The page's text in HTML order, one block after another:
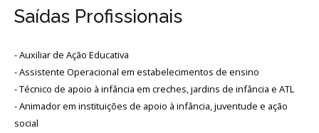
Saídas Profissionais
- Auxiliar de Ação Educativa
- Assistente Operacional em estabelecimentos de ensino
- Técnico de apoio à infância em creches, jardins de infância e ATL
- Animador em instituições de apoio à infância, juventude e ação
social